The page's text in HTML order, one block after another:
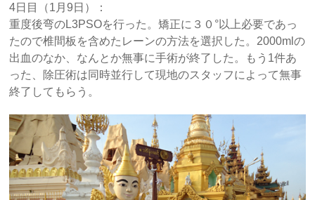
4日目（1月9日）：
重度後弯のL3PSOを行った。矯正に３０°以上必要であっ
たので椎間板を含めたレーンの方法を選択した。2000mlの
出血のなか、なんとか無事に手術が終了した。もう1件あ
った、除圧術は同時並行して現地のスタッフによって無事
終了してもらう。